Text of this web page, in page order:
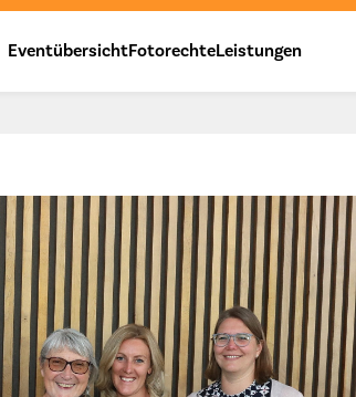
EventübersichtFotorechteLeistungen